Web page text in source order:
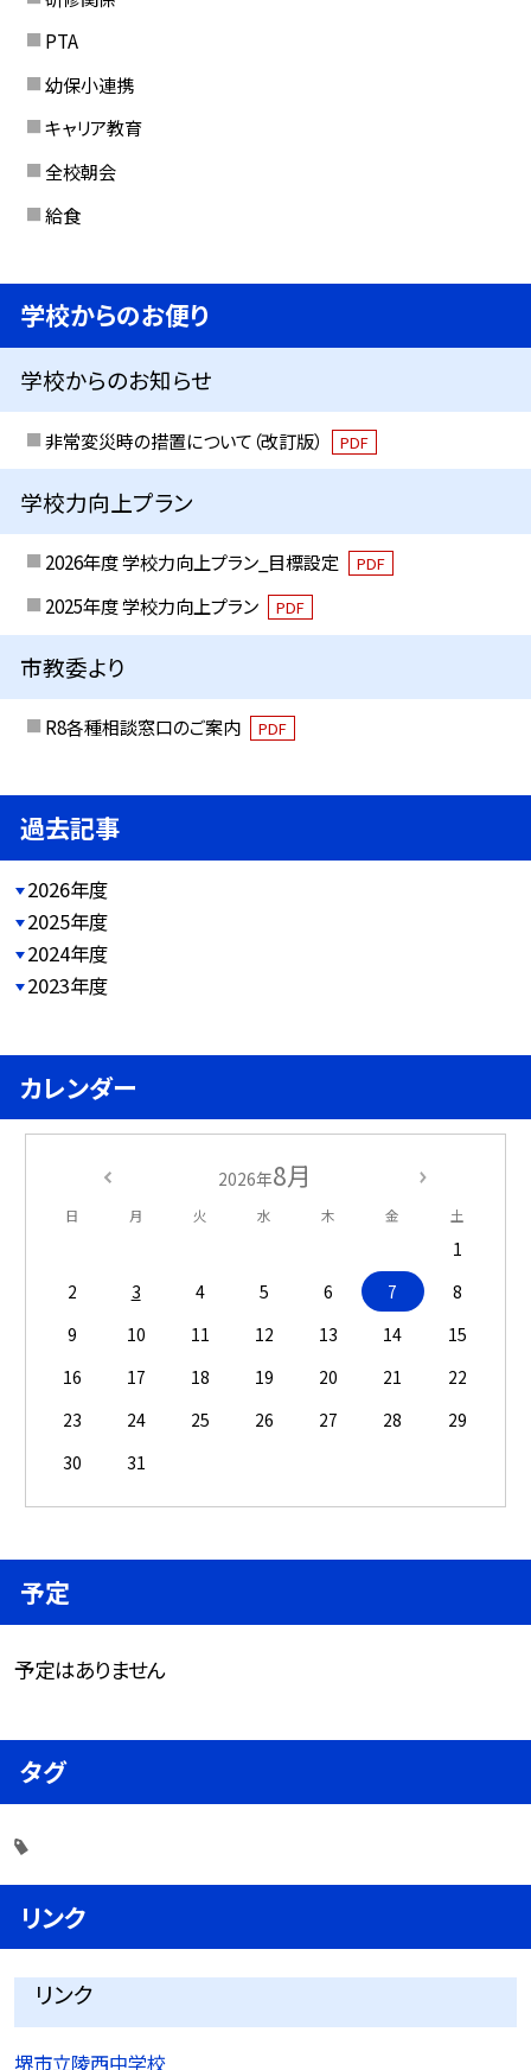
PTA
幼保小連携
キャリア教育
全校朝会
給食
学校からのお便り
学校からのお知らせ
非常変災時の措置について（改訂版） PDF
学校力向上プラン
2026年度 学校力向上プラン_目標設定 PDF
2025年度 学校力向上プラン PDF
市教委より
R8各種相談窓口のご案内 PDF
過去記事
2026年度
2025年度
2024年度
2023年度
カレンダー
2026年8月
日 月 火 水 木 金 土
1
2
3 4 5 6 7
8
9
10 11 12 13 14
15
16
17 18 19 20 21
22
23
24 25 26 27 28
29
30
31
予定
予定はありません
タグ
リンク
リンク
堺市立陵西中学校